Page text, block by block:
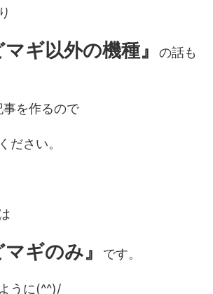
マギ以外の機種』
の話も
事を作るので
ださい。
マギのみ』 です。
うに(^^)/